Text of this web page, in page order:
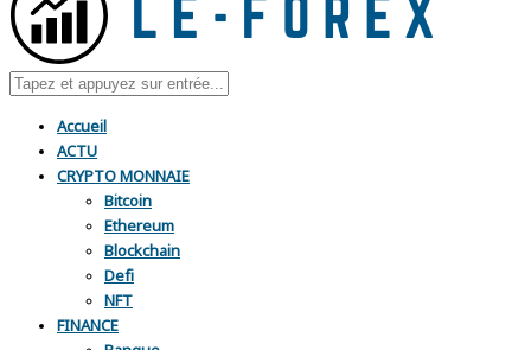
Accueil
ACTU
CRYPTO MONNAIE
Bitcoin
Ethereum
Blockchain
Defi
NFT
FINANCE